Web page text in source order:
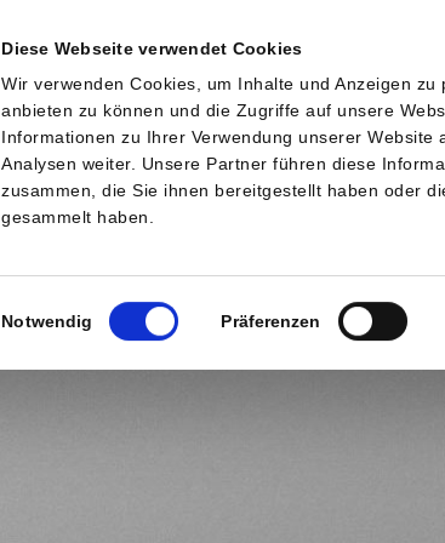
Diese Webseite verwendet Cookies
Wir verwenden Cookies, um Inhalte und Anzeigen
anbieten zu können und die Zugriffe auf unsere
Informationen zu Ihrer Verwendung unserer
Analysen weiter. Unsere Partner führen diese
zusammen, die Sie ihnen bereitgestellt haben oder
gesammelt haben.
Einwilligungsauswahl
Notwendig Präferenzen
Unsere Orthopädie-Technik